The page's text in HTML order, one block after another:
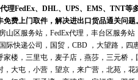
理FedEx、DHL、UPS、EMS、TNT
费上门取件，解决进出口货品通关问题
房山区服务站 ， FedEx代理 ， 丰台区服务站
国际快递公司 ，国贸，CBD ，大望路，
楼，三里屯，麦子店，燕莎，三元桥
大屯，小营，望京，来广营，北苑，